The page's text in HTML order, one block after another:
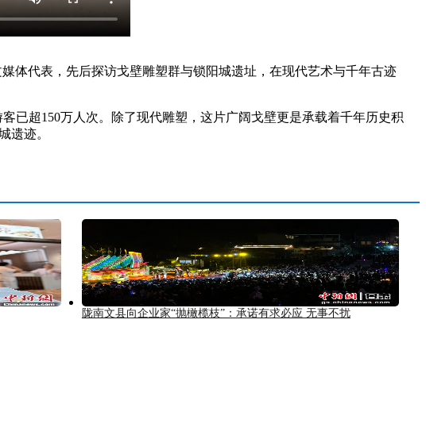
代表，先后探访戈壁雕塑群与锁阳城遗址，在现代艺术与千年古迹
超150万人次。除了现代雕塑，这片广阔戈壁更是承载着千年历史积
遗迹。
陇南文县向企业家“抛橄榄枝”：承诺有求必应 无事不扰